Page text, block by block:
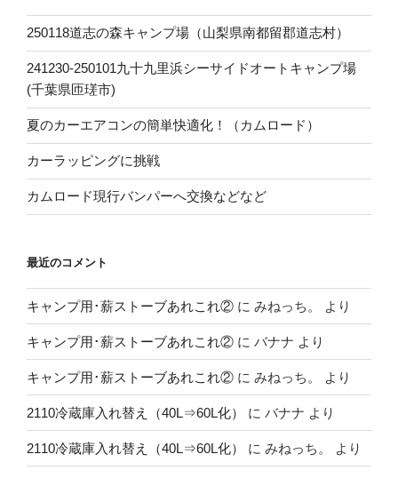
250118道志の森キャンプ場（山梨県南都留郡道志村）
241230-250101九十九里浜シーサイドオートキャンプ場
(千葉県匝瑳市)
夏のカーエアコンの簡単快適化！（カムロード）
カーラッピングに挑戦
カムロード現行バンパーへ交換などなど
最近のコメント
キャンプ用･薪ストーブあれこれ② に みねっち。 より
キャンプ用･薪ストーブあれこれ② に バナナ より
キャンプ用･薪ストーブあれこれ② に みねっち。 より
2110冷蔵庫入れ替え（40L⇒60L化） に バナナ より
2110冷蔵庫入れ替え（40L⇒60L化） に みねっち。 より